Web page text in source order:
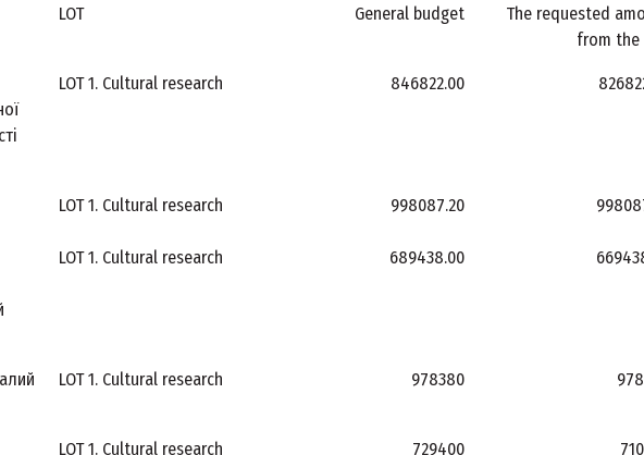
LOT General budget
The requested
from the
LOT 1. Cultural research 846822.00
LOT 1. Cultural research 998087.20
LOT 1. Cultural research 689438.00
LOT 1. Cultural research 978380
LOT 1. Cultural research 729400